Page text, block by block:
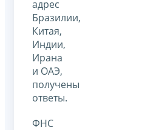
адрес
Бразилии,
Китая,
Индии,
Ирана
и ОАЭ,
получены
ответы.
ФНС